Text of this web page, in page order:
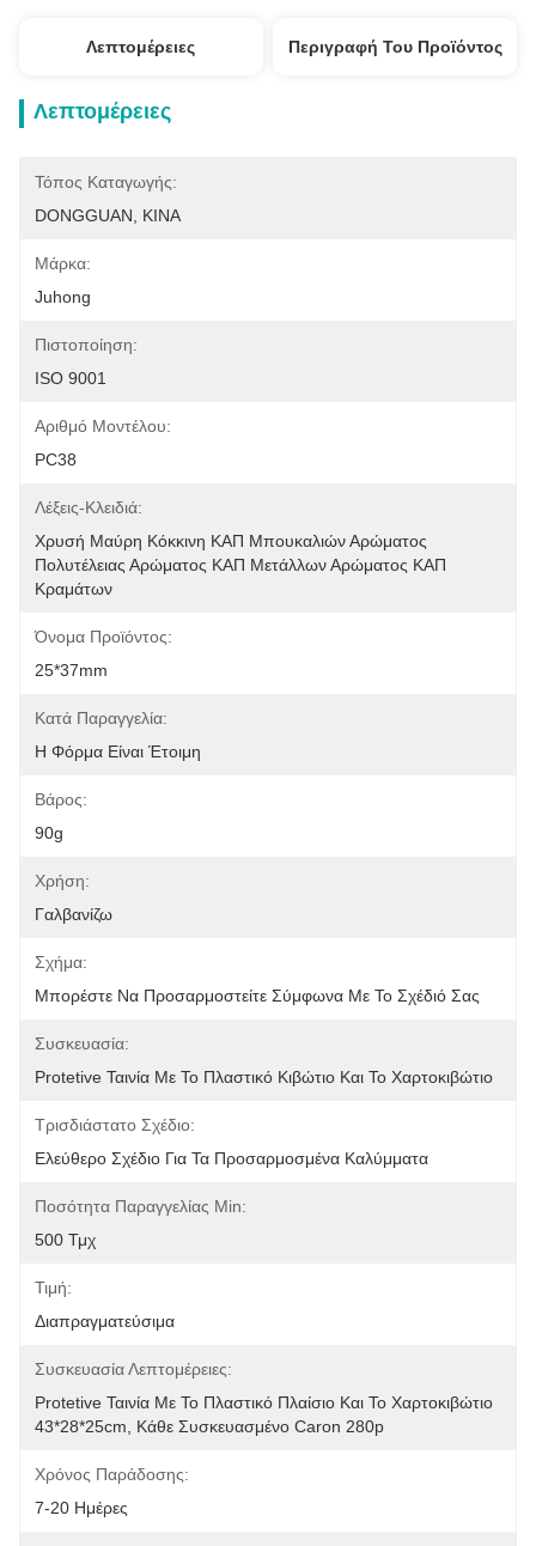
Λεπτομέρειες Περιγραφή Του Προϊόντος
Λεπτομέρειες
Τόπος Καταγωγής:
DONGGUAN, ΚΙΝΑ
Μάρκα:
Juhong
Πιστοποίηση:
ISO 9001
Αριθμό Μοντέλου:
PC38
Λέξεις-Κλειδιά:
Χρυσή Μαύρη Κόκκινη ΚΑΠ Μπουκαλιών Αρώματος
Πολυτέλειας Αρώματος ΚΑΠ Μετάλλων Αρώματος ΚΑΠ
Κραμάτων
Όνομα Προϊόντος:
25*37mm
Κατά Παραγγελία:
Η Φόρμα Είναι Έτοιμη
Βάρος:
90g
Χρήση:
Γαλβανίζω
Σχήμα:
Μπορέστε Να Προσαρμοστείτε Σύμφωνα Με Το Σχέδιό Σας
Συσκευασία:
Protetive Ταινία Με Το Πλαστικό Κιβώτιο Και Το Χαρτοκιβώτιο
Τρισδιάστατο Σχέδιο:
Ελεύθερο Σχέδιο Για Τα Προσαρμοσμένα Καλύμματα
Ποσότητα Παραγγελίας Min:
500 Τμχ
Τιμή:
Διαπραγματεύσιμα
Συσκευασία Λεπτομέρειες:
Protetive Ταινία Με Το Πλαστικό Πλαίσιο Και Το Χαρτοκιβώτιο
43*28*25cm, Κάθε Συσκευασμένο Caron 280p
Χρόνος Παράδοσης:
7-20 Ημέρες